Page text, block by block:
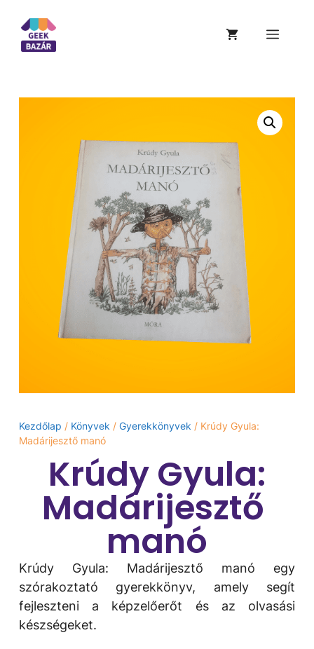
Kezdőlap / Könyvek / Gyerekkönyvek / Krúdy Gyula:
Madárijesztő ​manó
Krúdy Gyula:
Madárijesztő ​
manó
Krúdy Gyula: Madárijesztő ​manó egy
szórakoztató gyerekkönyv, amely segít
fejleszteni a képzelőerőt és az olvasási
készségeket.